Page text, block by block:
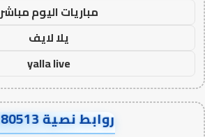
مباريات اليوم مباشر
يلا لايف
yalla live
روابط نصية AA80513